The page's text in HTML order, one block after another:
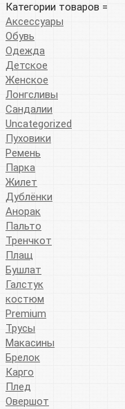
Категории товаров =
Аксессуары
Обувь
Одежда
Детское
Женское
Лонгсливы
Сандалии
Uncategorized
Пуховики
Ремень
Парка
Жилет
Дублёнки
Анорак
Пальто
Тренчкот
Плащ
Бушлат
Галстук
костюм
Premium
Трусы
Макасины
Брелок
Карго
Плед
Овершот